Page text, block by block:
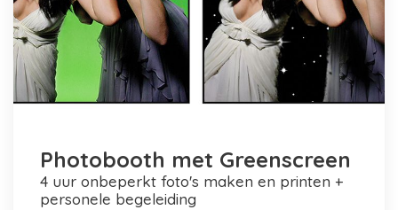
Photobooth met Greenscreen
4 uur onbeperkt foto's maken en printen +
personele begeleiding